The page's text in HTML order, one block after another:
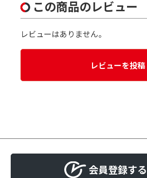
この商品のレビュー
レビューはありません。
レビューを投稿
会員登録する